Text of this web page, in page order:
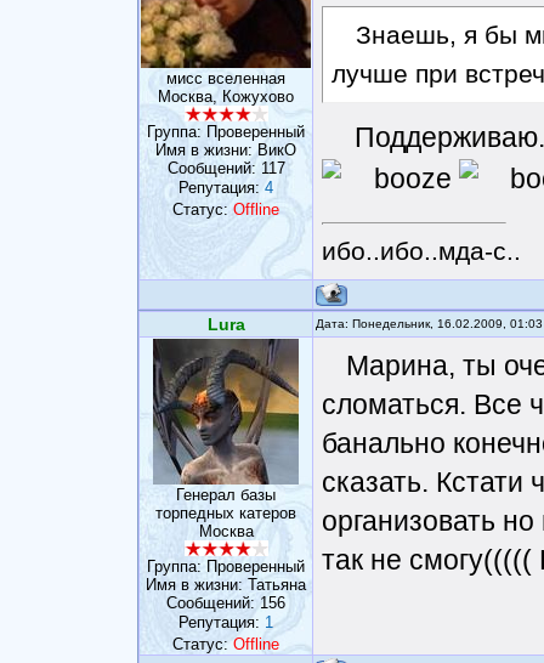
мисс вселенная
Москва, Кожухово
Группа: Проверенный
Имя в жизни: ВикО
Сообщений: 117
Репутация: 4
Статус:Offline
Знаешь, я бы
лучше при
ибо..ибо..мда-с..
Lura Дата: Понедельник, 16.02.2009,
Генерал базы
торпедных катеров
Москва
Группа: Проверенный
Имя в жизни: Татьяна
Сообщений: 156
Репутация: 1
Статус:Offline
Марина, ты
сломаться. Все
банально
сказать. Кстати
организовать
так не смогу(((((